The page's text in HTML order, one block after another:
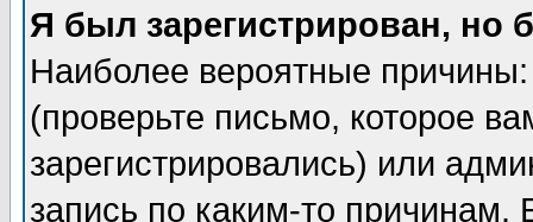
Я был зарегистрирован, но
Наиболее вероятные
(проверьте письмо, которое
зарегистрировались) или
запись по каким-то